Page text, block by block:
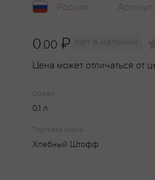
Россия Артикул:
0.00 ₽ Нет в наличии
Цена может отличаться от
Объем
0.1 л.
Торговая марка
Хлебный Штофф